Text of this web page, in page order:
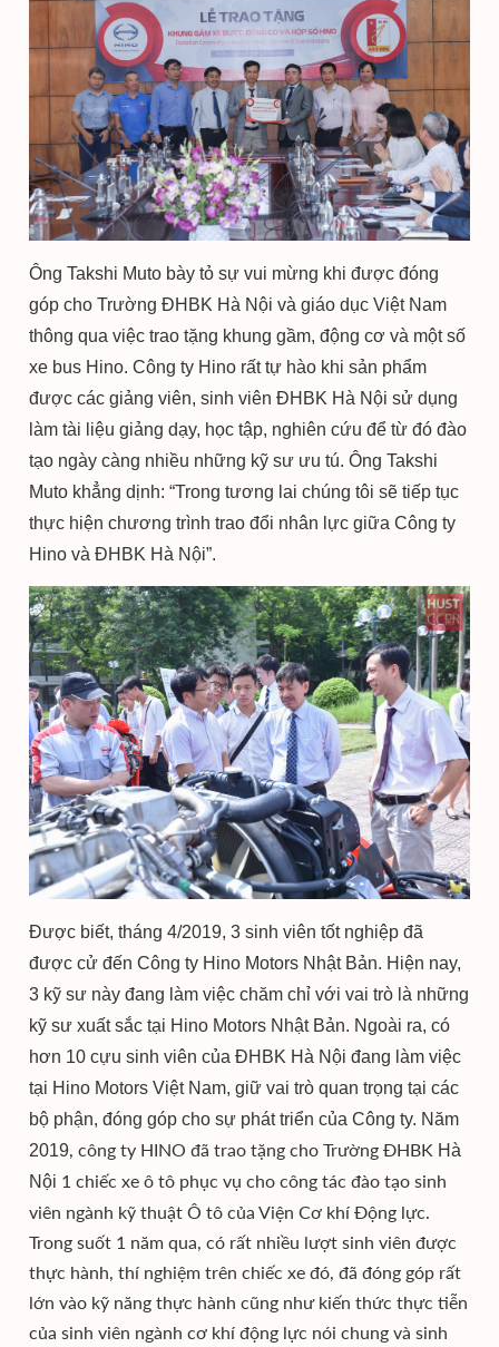
Ông Takshi Muto bày tỏ sự vui mừng khi được đóng
góp cho Trường ĐHBK Hà Nội và giáo dục Việt Nam
thông qua việc trao tặng khung gầm, động cơ và một số
xe bus Hino. Công ty Hino rất tự hào khi sản phẩm
được các giảng viên, sinh viên ĐHBK Hà Nội sử dụng
làm tài liệu giảng dạy, học tập, nghiên cứu để từ đó đào
tạo ngày càng nhiều những kỹ sư ưu tú. Ông Takshi
Muto khẳng dịnh: “Trong tương lai chúng tôi sẽ tiếp tục
thực hiện chương trình trao đổi nhân lực giữa Công ty
Hino và ĐHBK Hà Nội”.
Được biết, tháng 4/2019, 3 sinh viên tốt nghiệp đã
được cử đến Công ty Hino Motors Nhật Bản. Hiện nay,
3 kỹ sư này đang làm việc chăm chỉ với vai trò là những
kỹ sư xuất sắc tại Hino Motors Nhật Bản. Ngoài ra, có
hơn 10 cựu sinh viên của ĐHBK Hà Nội đang làm việc
tại Hino Motors Việt Nam, giữ vai trò quan trọng tại các
bộ phận, đóng góp cho sự phát triển của Công ty. Năm
2019, công ty HINO đã trao tặng cho Trường ĐHBK Hà
Nội 1 chiếc xe ô tô phục vụ cho công tác đào tạo sinh
viên ngành kỹ thuật Ô tô của Viện Cơ khí Động lực.
Trong suốt 1 năm qua, có rất nhiều lượt sinh viên được
thực hành, thí nghiệm trên chiếc xe đó, đã đóng góp rất
lớn vào kỹ năng thực hành cũng như kiến thức thực tiễn
của sinh viên ngành cơ khí động lực nói chung và sinh